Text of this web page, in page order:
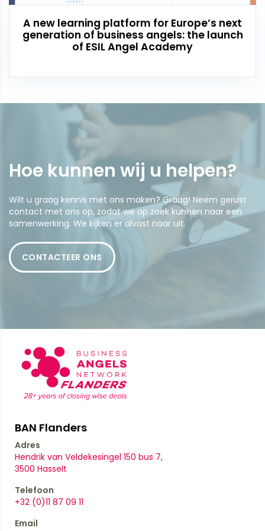
A new learning platform for Europe’s next
generation of business angels: the launch
of ESIL Angel Academy
Hoe kunnen wij u helpen?
Wilt u graag kennis met ons maken? Graag! Neem gerust
contact met ons op, zodat we op zoek kunnen naar een
samenwerking. We kijken er alvast naar uit.
CONTACTEER ONS
BAN Flanders
Adres
Hendrik van Veldekesingel 150 bus 7,
​​​​​​​3500 Hasselt
Telefoon
+32 (0)11 87 09 11
Email